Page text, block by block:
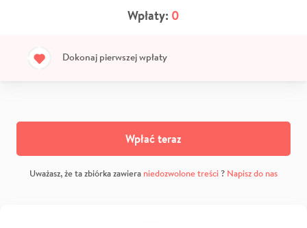
Wpłaty: 0
Dokonaj pierwszej wpłaty
Wpłać teraz
Uważasz, że ta zbiórka zawiera niedozwolone treści? Napisz do nas